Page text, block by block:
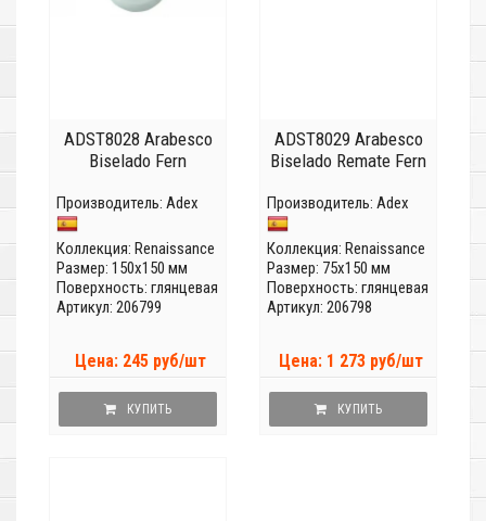
ADST8028 Arabesco
Biselado Fern
Производитель: Adex
Коллекция: Renaissance
Размер: 150x150 мм
Поверхность: глянцевая
Артикул: 206799
Цена: 245 руб/шт
КУПИТЬ
ADST8029 Arabesco
Biselado Remate Fern
Производитель: Adex
Коллекция: Renaissance
Размер: 75x150 мм
Поверхность: глянцевая
Артикул: 206798
Цена: 1 273 руб/шт
КУПИТЬ